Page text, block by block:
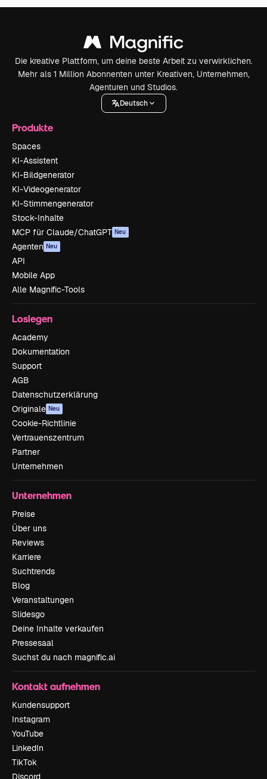
Die kreative Plattform, um deine beste Arbeit zu verwirklichen.
Mehr als 1 Million Abonnenten unter Kreativen, Unternehmen,
Agenturen und Studios.
Deutsch
Produkte
Spaces
KI-Assistent
KI-Bildgenerator
KI-Videogenerator
KI-Stimmengenerator
Stock-Inhalte
MCP für Claude/ChatGPT Neu
Agenten Neu
API
Mobile App
Alle Magnific-Tools
Loslegen
Academy
Dokumentation
Support
AGB
Datenschutzerklärung
Originale Neu
Cookie-Richtlinie
Vertrauenszentrum
Partner
Unternehmen
Unternehmen
Preise
Über uns
Reviews
Karriere
Suchtrends
Blog
Veranstaltungen
Slidesgo
Deine Inhalte verkaufen
Pressesaal
Suchst du nach magnific.ai
Kontakt aufnehmen
Kundensupport
Instagram
YouTube
LinkedIn
TikTok
Discord